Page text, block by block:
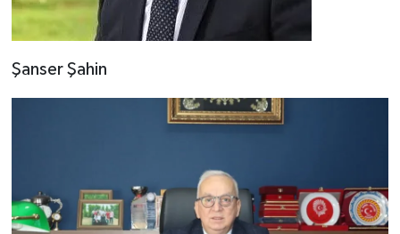
Şanser Şahin